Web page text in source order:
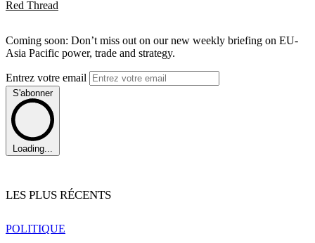
Red Thread
Coming soon: Don’t miss out on our new weekly briefing on EU-
Asia Pacific power, trade and strategy.
Entrez votre email
S'abonner
Loading...
LES PLUS RÉCENTS
POLITIQUE